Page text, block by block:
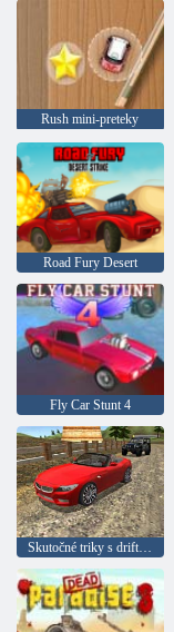
Rush mini-preteky
Road Fury Desert
Fly Car Stunt 4
Skutočné triky s driftujúcimi vozidlami